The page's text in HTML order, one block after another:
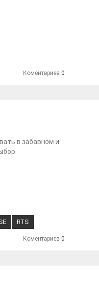
Коментариев 0
в забавном и
RTS
Коментариев 0